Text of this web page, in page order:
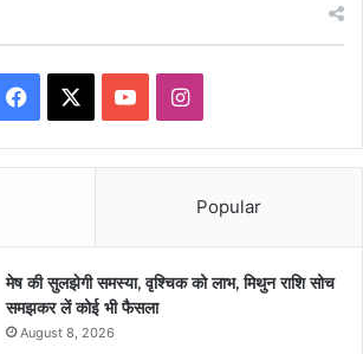
Facebook YouTubeInstagram
Popular
मेष की सुलझेगी समस्या, वृश्चिक को लाभ, मिथुन राशि सोच
समझकर लें कोई भी फैसला
August 8, 2026